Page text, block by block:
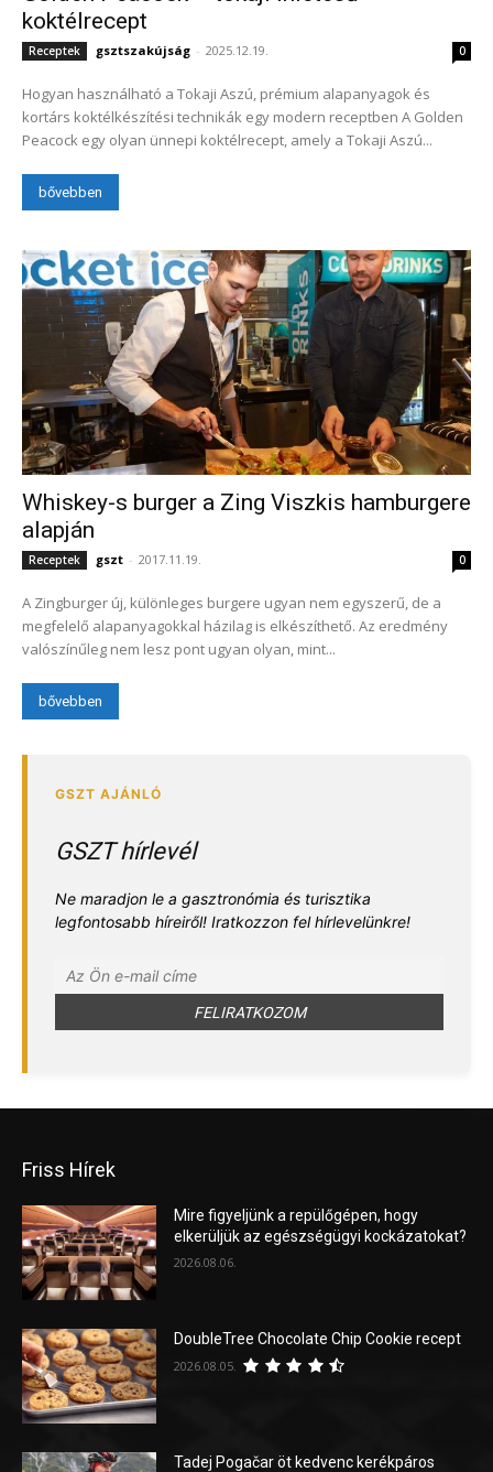
koktélrecept
Receptek gsztszakújság - 2025.12.19. 0
Hogyan használható a Tokaji Aszú, prémium alapanyagok és
kortárs koktélkészítési technikák egy modern receptben A Golden
Peacock egy olyan ünnepi koktélrecept, amely a Tokaji Aszú...
bővebben
Whiskey-s burger a Zing Viszkis hamburgere
alapján
Receptek gszt - 2017.11.19. 0
A Zingburger új, különleges burgere ugyan nem egyszerű, de a
megfelelő alapanyagokkal házilag is elkészíthető. Az eredmény
valószínűleg nem lesz pont ugyan olyan, mint...
bővebben
GSZT hírlevél
Ne maradjon le a gasztronómia és turisztika
legfontosabb híreiről! Iratkozzon fel hírlevelünkre!
Friss Hírek
Mire figyeljünk a repülőgépen, hogy
elkerüljük az egészségügyi kockázatokat?
2026.08.06.
DoubleTree Chocolate Chip Cookie recept
2026.08.05.
Tadej Pogačar öt kedvenc kerékpáros